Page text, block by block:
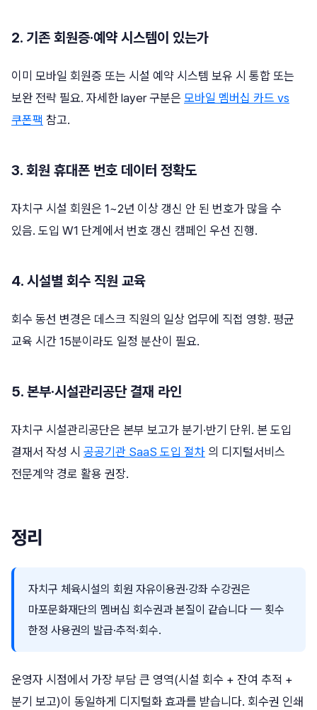
2. 기존 회원증·예약 시스템이 있는가
이미 모바일 회원증 또는 시설 예약 시스템 보유 시 통합 또는
보완 전략 필요. 자세한 layer 구분은 모바일 멤버십 카드 vs
쿠폰팩 참고.
3. 회원 휴대폰 번호 데이터 정확도
자치구 시설 회원은 1~2년 이상 갱신 안 된 번호가 많을 수
있음. 도입 W1 단계에서 번호 갱신 캠페인 우선 진행.
4. 시설별 회수 직원 교육
회수 동선 변경은 데스크 직원의 일상 업무에 직접 영향. 평균
교육 시간 15분이라도 일정 분산이 필요.
5. 본부·시설관리공단 결재 라인
자치구 시설관리공단은 본부 보고가 분기·반기 단위. 본 도입
결재서 작성 시 공공기관 SaaS 도입 절차 의 디지털서비스
전문계약 경로 활용 권장.
정리
자치구 체육시설의 회원 자유이용권·강좌 수강권은
마포문화재단의 멤버십 회수권과 본질이 같습니다 — 횟수
한정 사용권의 발급·추적·회수.
운영자 시점에서 가장 부담 큰 영역(시설 회수 + 잔여 추적 +
분기 보고)이 동일하게 디지털화 효과를 받습니다. 회수권 인쇄